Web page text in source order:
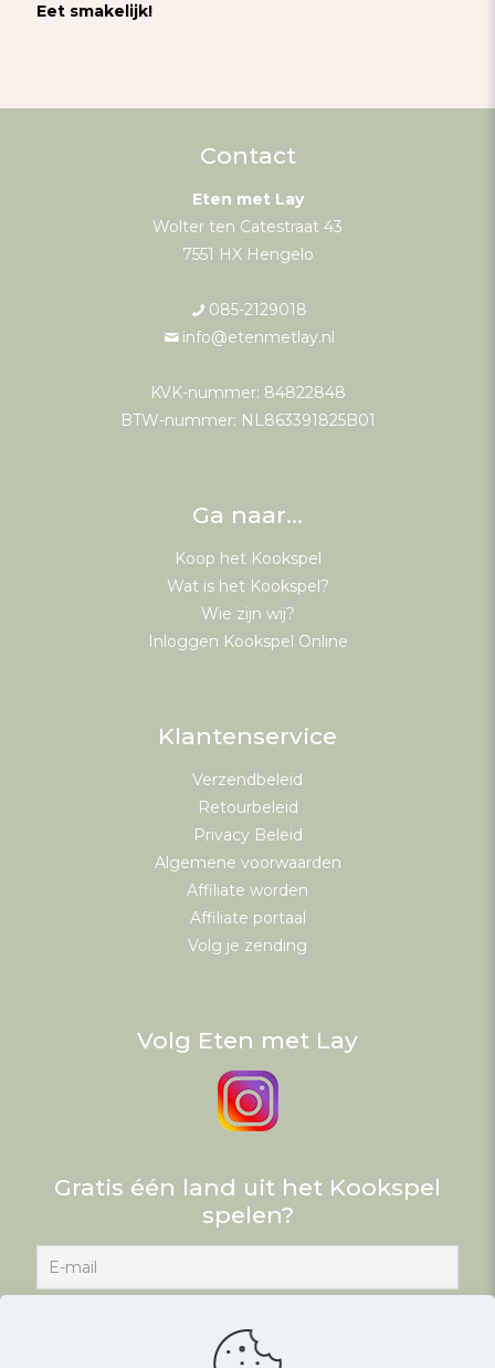
Eet smakelijk!
Contact
Eten met Lay
Wolter ten Catestraat 43
7551 HX Hengelo
085-2129018
info@etenmetlay.nl
KVK-nummer: 84822848
BTW-nummer: NL863391825B01
Ga naar…
Koop het Kookspel
Wat is het Kookspel?
Wie zijn wij?
Inloggen Kookspel Online
Klantenservice
Verzendbeleid
Retourbeleid
Privacy Beleid
Algemene voorwaarden
Affiliate worden
Affiliate portaal
Volg je zending
Volg Eten met Lay
Gratis één land uit het Kookspel
spelen?